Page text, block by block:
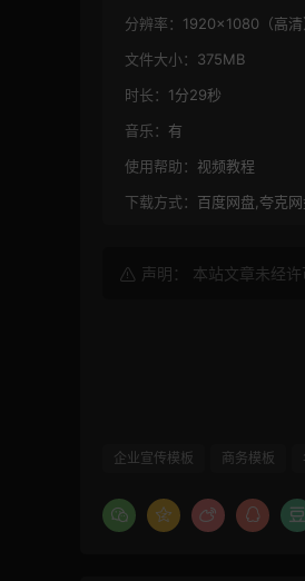
分辨率： 1920×1080（高清
文件大小： 375MB
时长： 1分29秒
音乐： 有
使用帮助： 视频教程
下载方式： 百度网盘,夸克
声明： 本站文章未经
企业宣传模板 商务模板